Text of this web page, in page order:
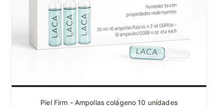
Piel Firm - Ampollas colágeno 10 unidades